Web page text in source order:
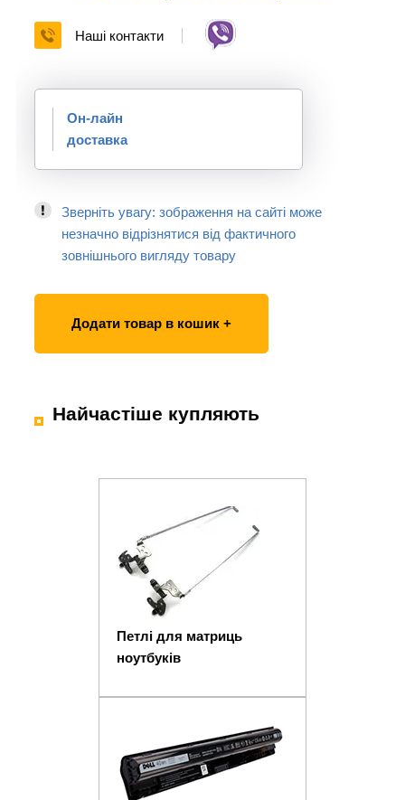
Наші контакти
Он-лайн
доставка
Зверніть увагу: зображення на сайті може
незначно відрізнятися від фактичного
зовнішнього вигляду товару
Додати товар в кошик +
Найчастіше купляють
Петлі для матриць
ноутбуків